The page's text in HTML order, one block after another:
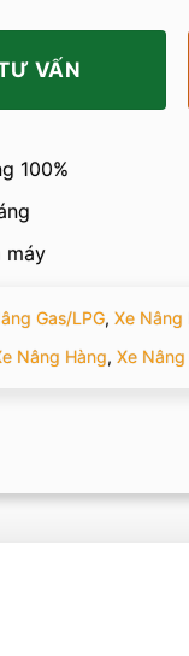
VẤN
100%
máy
Gas/LPG, Xe Nâng
Nâng Hàng, Xe